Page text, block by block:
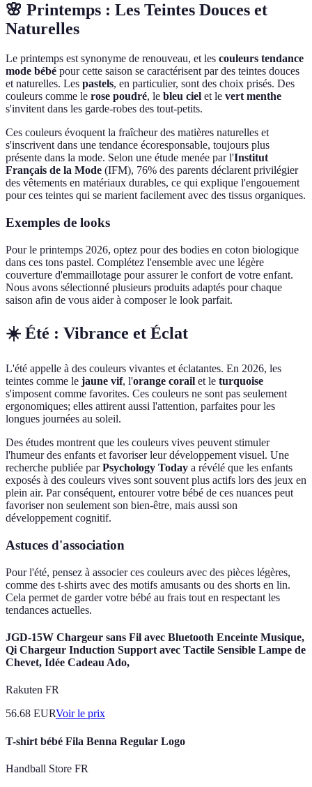
🌸 Printemps : Les Teintes Douces et
Naturelles
Le printemps est synonyme de renouveau, et les couleurs tendance
mode bébé pour cette saison se caractérisent par des teintes douces
et naturelles. Les pastels, en particulier, sont des choix prisés. Des
couleurs comme le rose poudré, le bleu ciel et le vert menthe
s'invitent dans les garde-robes des tout-petits.
Ces couleurs évoquent la fraîcheur des matières naturelles et
s'inscrivent dans une tendance écoresponsable, toujours plus
présente dans la mode. Selon une étude menée par l'Institut
Français de la Mode (IFM), 76% des parents déclarent privilégier
des vêtements en matériaux durables, ce qui explique l'engouement
pour ces teintes qui se marient facilement avec des tissus organiques.
Exemples de looks
Pour le printemps 2026, optez pour des bodies en coton biologique
dans ces tons pastel. Complétez l'ensemble avec une légère
couverture d'emmaillotage pour assurer le confort de votre enfant.
Nous avons sélectionné plusieurs produits adaptés pour chaque
saison afin de vous aider à composer le look parfait.
☀️ Été : Vibrance et Éclat
L'été appelle à des couleurs vivantes et éclatantes. En 2026, les
teintes comme le jaune vif, l'orange corail et le turquoise
s'imposent comme favorites. Ces couleurs ne sont pas seulement
ergonomiques; elles attirent aussi l'attention, parfaites pour les
longues journées au soleil.
Des études montrent que les couleurs vives peuvent stimuler
l'humeur des enfants et favoriser leur développement visuel. Une
recherche publiée parPsychology Today a révélé que les enfants
exposés à des couleurs vives sont souvent plus actifs lors des jeux en
plein air. Par conséquent, entourer votre bébé de ces nuances peut
favoriser non seulement son bien-être, mais aussi son
développement cognitif.
Astuces d'association
Pour l'été, pensez à associer ces couleurs avec des pièces légères,
comme des t-shirts avec des motifs amusants ou des shorts en lin.
Cela permet de garder votre bébé au frais tout en respectant les
tendances actuelles.
JGD-15W Chargeur sans Fil avec Bluetooth Enceinte Musique,
Qi Chargeur Induction Support avec Tactile Sensible Lampe de
Chevet, Idée Cadeau Ado,
Rakuten FR
56.68 EURVoir le prix
T-shirt bébé Fila Benna Regular Logo
Handball Store FR